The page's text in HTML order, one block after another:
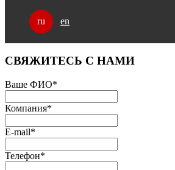
ru en
СВЯЖИТЕСЬ С НАМИ
Ваше ФИО*
Компания*
E-mail*
Телефон*